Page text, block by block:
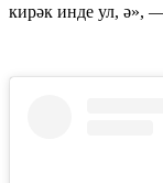
кирәк инде ул, ә»,